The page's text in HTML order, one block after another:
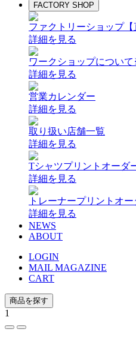
FACTORY SHOP
ファクトリーショップ【
詳細を見る
ワークショップについて
詳細を見る
営業カレンダー
詳細を見る
取り扱い店舗一覧
詳細を見る
Tシャツプリントオーダ
詳細を見る
トレーナープリントオー
詳細を見る
NEWS
ABOUT
LOGIN
MAIL MAGAZINE
CART
商品を探す
1